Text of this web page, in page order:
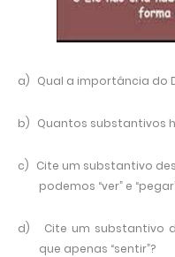
a) Qual a importância do
b) Quantos substantivos
c) Cite um substantivo
podemos “ver” e
d)
Cite um substantivo
que apenas “sentir”?